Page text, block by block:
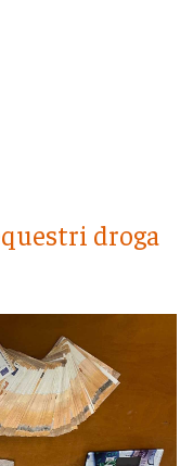
droga